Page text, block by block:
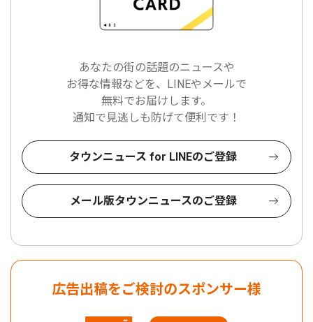
あなたの街の話題のニュースや
お得な情報などを、LINEやメールで
無料でお届けします。
通知で見逃しも防げて便利です！
タウンニュース for LINEのご登録
メール版タウンニュースのご登録
広告出稿をご検討のスポンサー様